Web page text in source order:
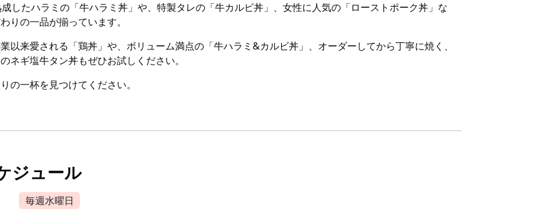
したハラミの「牛ハラミ丼」や、特製タレの「牛カルビ丼」、女性に人気の「ローストポーク丼」な
りの一品が揃っています。
以来愛される「鶏丼」や、ボリューム満点の「牛ハラミ&カルビ丼」、オーダーしてから丁寧に焼く、
ネギ塩牛タン丼もぜひお試しください。
の一杯を見つけてください。
ジュール
毎週水曜日